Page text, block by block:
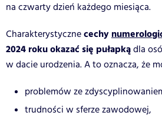
na czwarty dzień każdego miesiąca.
Charakterystycznecechy
2024 roku okazać się pułapkądla
w dacie urodzenia. A to oznacza, że
problemów ze
trudności w sferze zawodowej,